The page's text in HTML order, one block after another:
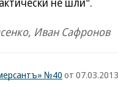
Иван Сафронов
№40 от